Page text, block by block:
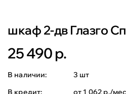
шкаф 2-дв Глазго
25 490 р.
В наличии:
3 шт
В кредит:
от 1 062 р./